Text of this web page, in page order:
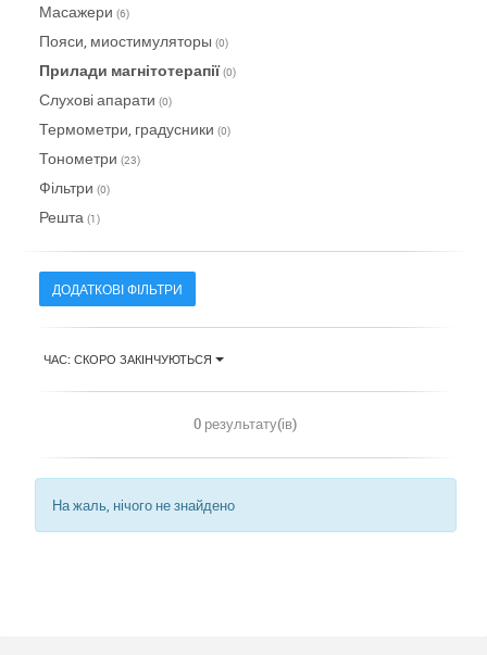
Масажери (6)
Пояси, миостимуляторы (0)
Прилади магнітотерапії(0)
Слухові апарати (0)
Термометри, градусники (0)
Тонометри (23)
Фільтри (0)
Решта (1)
ДОДАТКОВІ ФІЛЬТРИ
ЧАС: СКОРО ЗАКІНЧУЮТЬСЯ
0 результату(ів)
На жаль, нічого не знайдено